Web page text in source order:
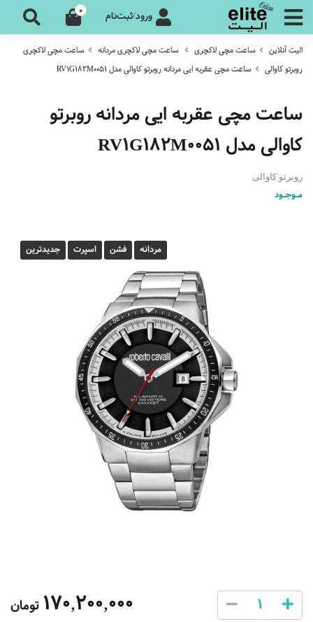
ورود/ثبت‌نام 0
الیت آنلاین ساعت مچی لاکچری ساعت مچی لاکچری مردانه
ساعت مچی لاکچری
روبرتو کاوالی
ساعت مچی عقربه ایی مردانه روبرتو کاوالی مدل RV1G182M0051
ساعت مچی عقربه ایی مردانه روبرتو
کاوالی مدل RV1G182M0051
روبرتو کاوالی
مـوجـود
مردانه فشن اسپرت جدیدترین
170,200,000تومان